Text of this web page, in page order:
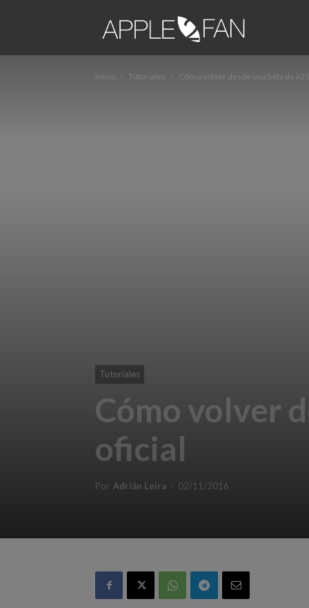
Inicio Tutoriales Cómo volver desde una beta de
Tutoriales
Cómo volver
oficial
Por Adrián Leira - 02/11/2016